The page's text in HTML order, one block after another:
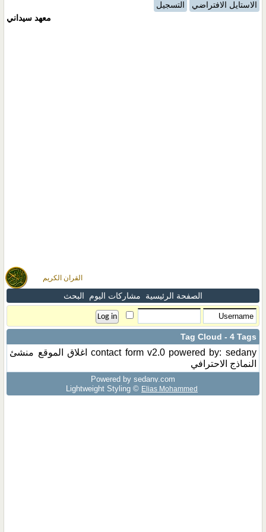
القران الكريم
الاستايل الافتراضي
التسجيل
معهد سيداني
الصفحة الرئيسية مشاركات اليوم البحث
Tag Cloud - 4 Tags
contact form v2.0 powered by: sedany اغلاق الموقع منشئ
النماذج الاحترافي
Powered by sedany.com
Lightweight Styling © Elias Mohammed